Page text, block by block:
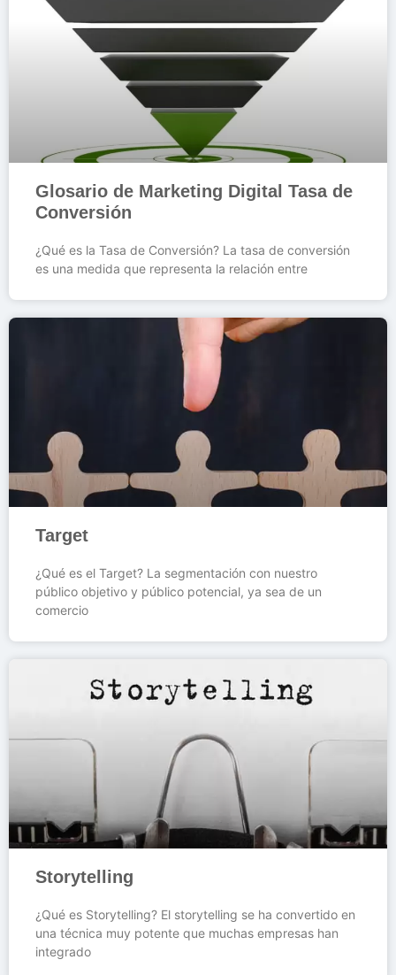
Glosario de Marketing Digital Tasa de
Conversión
¿Qué es la Tasa de Conversión? La tasa de conversión
es una medida que representa la relación entre
Target
¿Qué es el Target? La segmentación con nuestro
público objetivo y público potencial, ya sea de un
comercio
Storytelling
¿Qué es Storytelling? El storytelling se ha convertido en
una técnica muy potente que muchas empresas han
integrado